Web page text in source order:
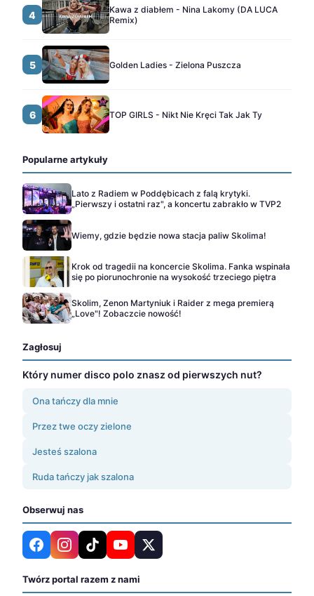
4
Kawa z diabłem - Nina Lakomy (DA LUCA
Remix)
5 Golden Ladies - Zielona Puszcza
6 TOP GIRLS - Nikt Nie Kręci Tak Jak Ty
Popularne artykuły
Lato z Radiem w Poddębicach z falą krytyki.
„Pierwszy i ostatni raz", a koncertu zabrakło w TVP2
Wiemy, gdzie będzie nowa stacja paliw Skolima!
Krok od tragedii na koncercie Skolima. Fanka wspinała
się po piorunochronie na wysokość trzeciego piętra
Skolim, Zenon Martyniuk i Raider z mega premierą
„Love"! Zobaczcie nowość!
Zagłosuj
Który numer disco polo znasz od pierwszych nut?
Ona tańczy dla mnie
Przez twe oczy zielone
Jesteś szalona
Ruda tańczy jak szalona
Obserwuj nas
Twórz portal razem z nami